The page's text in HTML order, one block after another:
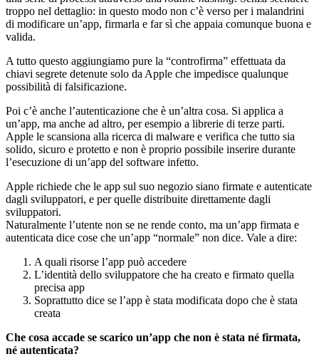
troppo nel dettaglio: in questo modo non c’è verso per i malandrini
di modificare un’app, firmarla e far sì che appaia comunque buona e
valida.
A tutto questo aggiungiamo pure la “controfirma” effettuata da
chiavi segrete detenute solo da Apple che impedisce qualunque
possibilità di falsificazione.
Poi c’è anche l’autenticazione che è un’altra cosa. Si applica a
un’app, ma anche ad altro, per esempio a librerie di terze parti.
Apple le scansiona alla ricerca di malware e verifica che tutto sia
solido, sicuro e protetto e non è proprio possibile inserire durante
l’esecuzione di un’app del software infetto.
Apple richiede che le app sul suo negozio siano firmate e autenticate
dagli sviluppatori, e per quelle distribuite direttamente dagli
sviluppatori.
Naturalmente l’utente non se ne rende conto, ma un’app firmata e
autenticata dice cose che un’app “normale” non dice. Vale a dire:
A quali risorse l’app può accedere
L’identità dello sviluppatore che ha creato e firmato quella
precisa app
Soprattutto dice se l’app è stata modificata dopo che è stata
creata
Che cosa accade se scarico un’app che non è stata né firmata,
né autenticata?